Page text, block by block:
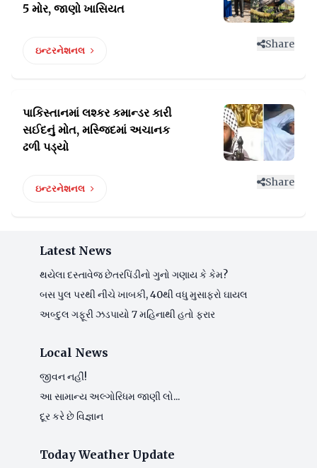
5 મોર, જાણો ખાસિયત
ઇન્ટરનેશનલ
Share
પાકિસ્તાનમાં લશ્કર કમાન્ડર કારી
સઈદનું મોત, મસ્જિદમાં અચાનક
ઢળી પડ્યો
ઇન્ટરનેશનલ
Share
Latest News
થયેલા દસ્તાવેજ છેતરપિંડીનો ગુનો ગણાય કે કેમ?
બસ પુલ પરથી નીચે ખાબકી, 40થી વધુ મુસાફરો ઘાયલ
અબ્દુલ ગફૂરી ઝડપાયો 7 મહિનાથી હતો ફરાર
Local News
જીવન નહીં!
આ સામાન્ય અલ્ગોરિધમ જાણી લો...
દૂર કરે છે વિજ્ઞાન
Today Weather Update